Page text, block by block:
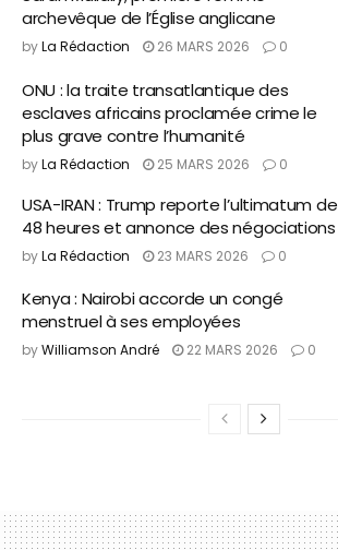
archevêque de l’Église anglicane
byLa Rédaction 26 MARS 2026 0
ONU : la traite transatlantique des
esclaves africains proclamée crime le
plus grave contre l’humanité
byLa Rédaction 25 MARS 2026 0
USA-IRAN : Trump reporte l’ultimatum de
48 heures et annonce des négociations
byLa Rédaction 23 MARS 2026 0
Kenya : Nairobi accorde un congé
menstruel à ses employées
byWilliamson André 22 MARS 2026 0